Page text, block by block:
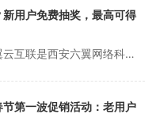
用户免费抽奖，最高可得
六翼云怎么样？六翼云互联是西安六翼网络科技有限公司旗下产品，是国内一家控股IDC/ISP/CDN的公司，成立于2018年，主营海外高防、高速度、大带宽云服务器/CDN，以优质、稳定、售后响应快、支持退款等特点，受到众多用户的支持！近期该公司还推出了诸多有力的抽奖、优惠活动，如：新用户免费抽奖，最高可得500元...
第一波促销活动：老用户